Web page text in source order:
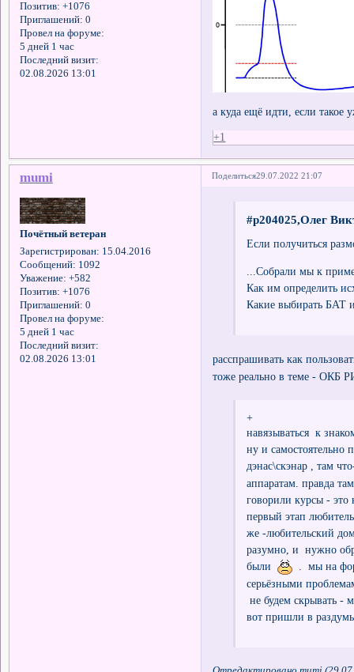
Позитив: +1076
Приглашений: 0
Провел на форуме:
5 дней 1 час
Последний визит:
02.08.2026 13:01
а куда ещё идти, если
+1
Поделиться29.07.2022 21:07
mumi
Почётный ветеран
Зарегистрирован: 15.04.2016
Сообщений: 1092
Уважение: +582
Позитив: +1076
Приглашений: 0
Провел на форуме:
5 дней 1 час
Последний визит:
02.08.2026 13:01
#p204025,Олег
Если получиться
...Собрали мы к
Как им определить
Какие выбирать БАТ
расспрашивать как
тоже реально в теме - ОКБ
+
навязываться к
ну и
дэнас\скэнар , там
аппаратам. правда
говорили курсы - это
первый этап
же -любительский
разумно, и нужно
были
. мы на
серьёзными
не будем скрывать -
вот пришли в